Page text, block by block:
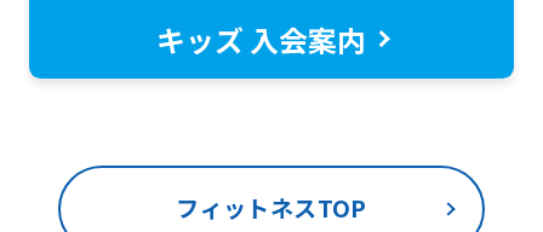
キッズ 入会案内
フィットネスTOP
page.
However,
use
an